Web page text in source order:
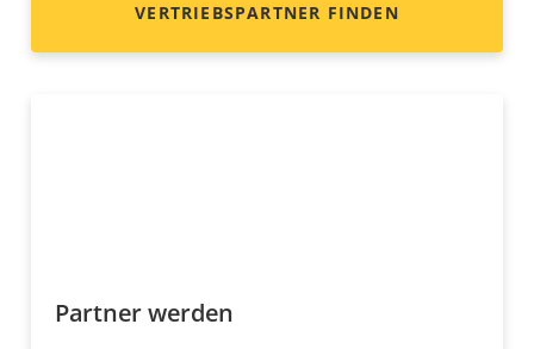
VERTRIEBSPARTNER FINDEN
Partner werden